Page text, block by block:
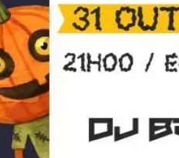
de Pesquisa